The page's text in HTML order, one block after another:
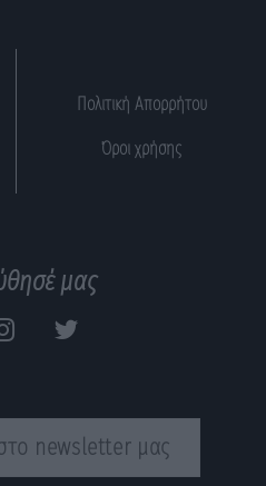
Πολιτική Απορρήτου
Όροι χρήσης
μας
newsletter μας